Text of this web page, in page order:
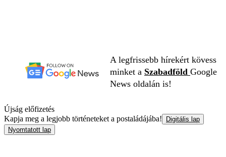
A legfrissebb hírekért kövess
minket a Szabadföld Google
News oldalán is!
Újság előfizetés
Kapja meg a legjobb történeteket a postaládájába!
Digitális lap
Nyomtatott lap